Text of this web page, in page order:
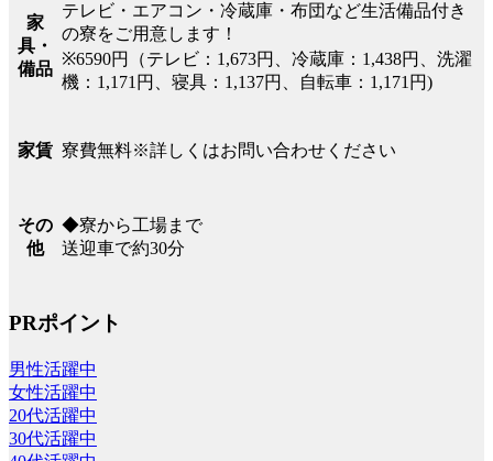
家
具・
備品
テレビ・エアコン・冷蔵庫・布団など生活備品付き
の寮をご用意します！
※6590円（テレビ：1,673円、冷蔵庫：1,438円、洗濯
機：1,171円、寝具：1,137円、自転車：1,171円)
家賃 寮費無料※詳しくはお問い合わせください
その
他
◆寮から工場まで
送迎車で約30分
PRポイント
男性活躍中
女性活躍中
20代活躍中
30代活躍中